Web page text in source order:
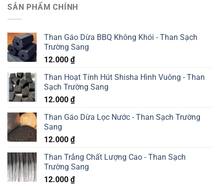
SẢN PHẨM CHÍNH
Than Gáo Dừa BBQ Không Khói - Than Sạch
Trường Sang
12.000 ₫
Than Hoạt Tính Hút Shisha Hình Vuông - Than
Sạch Trường Sang
12.000 ₫
Than Gáo Dừa Lọc Nước - Than Sạch Trường
Sang
12.000 ₫
Than Trắng Chất Lượng Cao - Than Sạch
Trường Sang
12.000 ₫